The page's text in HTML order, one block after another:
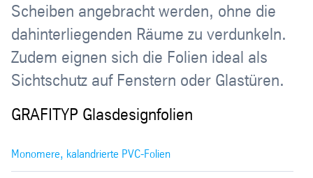
Scheiben angebracht werden, ohne die
dahinterliegenden Räume zu verdunkeln.
Zudem eignen sich die Folien ideal als
Sichtschutz auf Fenstern oder Glastüren.
GRAFITYP Glasdesignfolien
Monomere, kalandrierte PVC-Folien